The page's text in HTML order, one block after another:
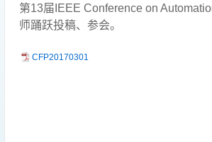
第13届IEEE Conference on
师踊跃投稿、参会。
CFP20170301